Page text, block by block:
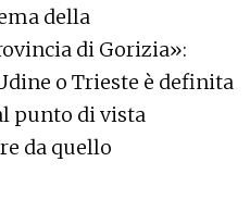
della
di Gorizia»:
o Trieste è definita
punto di vista
da quello